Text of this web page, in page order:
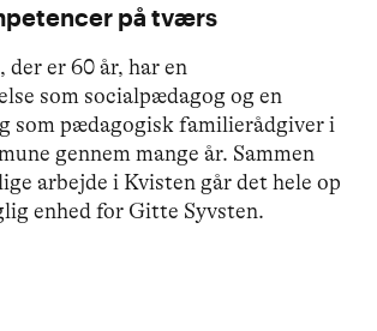
på tværs
der er 60 år, har en
som socialpædagog og en
som pædagogisk familierådgiver i
gennem mange år. Sammen
arbejde i Kvisten går det hele op
enhed for Gitte Syvsten.